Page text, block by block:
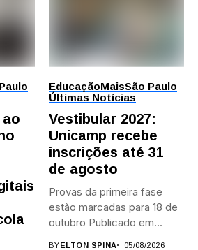
ao
EducaçãoMaisSão Paulo
Últimas Notícias
Vestibular 2027:
Unicamp recebe
inscrições até 31
de agosto
Provas da primeira fase
estão marcadas para 18 de
outubro Publicado em...
BYELTON SPINA 05/08/2026